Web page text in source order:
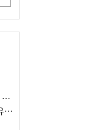
與가 막은 ‘산은 부산행’…전재수 강력한 의지 표명 없인 공염불
田 “장금상선도 설득중”…해운기업 ‘톱다운 유치전’ 가속